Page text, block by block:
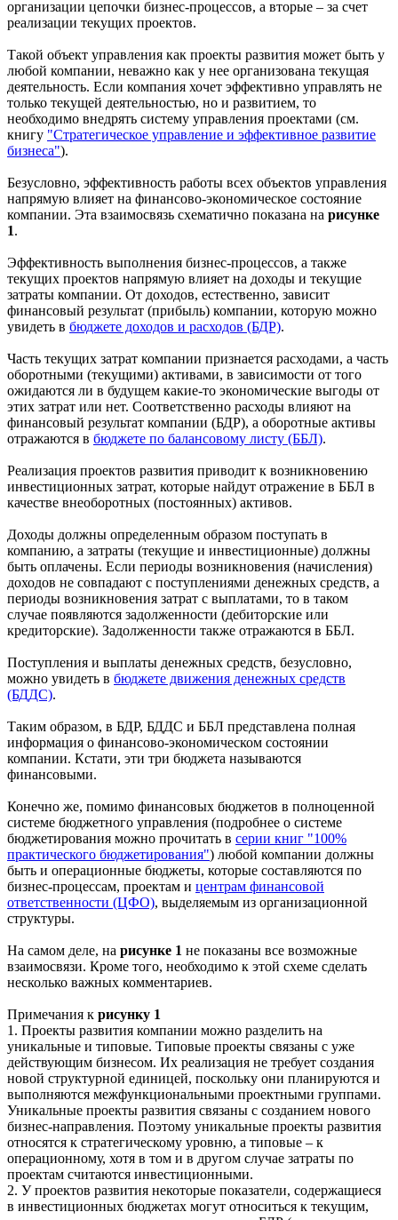
организации цепочки бизнес-процессов, а вторые – за счет
реализации текущих проектов.
Такой объект управления как проекты развития может быть у
любой компании, неважно как у нее организована текущая
деятельность. Если компания хочет эффективно управлять не
только текущей деятельностью, но и развитием, то
необходимо внедрять систему управления проектами (см.
книгу "Стратегическое управление и эффективное развитие
бизнеса").
Безусловно, эффективность работы всех объектов управления
напрямую влияет на финансово-экономическое состояние
компании. Эта взаимосвязь схематично показана на рисунке
1.
Эффективность выполнения бизнес-процессов, а также
текущих проектов напрямую влияет на доходы и текущие
затраты компании. От доходов, естественно, зависит
финансовый результат (прибыль) компании, которую можно
увидеть в бюджете доходов и расходов (БДР).
Часть текущих затрат компании признается расходами, а часть
оборотными (текущими) активами, в зависимости от того
ожидаются ли в будущем какие-то экономические выгоды от
этих затрат или нет. Соответственно расходы влияют на
финансовый результат компании (БДР), а оборотные активы
отражаются в бюджете по балансовому листу (ББЛ).
Реализация проектов развития приводит к возникновению
инвестиционных затрат, которые найдут отражение в ББЛ в
качестве внеоборотных (постоянных) активов.
Доходы должны определенным образом поступать в
компанию, а затраты (текущие и инвестиционные) должны
быть оплачены. Если периоды возникновения (начисления)
доходов не совпадают с поступлениями денежных средств, а
периоды возникновения затрат с выплатами, то в таком
случае появляются задолженности (дебиторские или
кредиторские). Задолженности также отражаются в ББЛ.
Поступления и выплаты денежных средств, безусловно,
можно увидеть в бюджете движения денежных средств
(БДДС).
Таким образом, в БДР, БДДС и ББЛ представлена полная
информация о финансово-экономическом состоянии
компании. Кстати, эти три бюджета называются
финансовыми.
Конечно же, помимо финансовых бюджетов в полноценной
системе бюджетного управления (подробнее о системе
бюджетирования можно прочитать в серии книг "100%
практического бюджетирования") любой компании должны
быть и операционные бюджеты, которые составляются по
бизнес-процессам, проектам и центрам финансовой
ответственности (ЦФО), выделяемым из организационной
структуры.
На самом деле, на рисунке 1 не показаны все возможные
взаимосвязи. Кроме того, необходимо к этой схеме сделать
несколько важных комментариев.
Примечания к рисунку 1
1. Проекты развития компании можно разделить на
уникальные и типовые. Типовые проекты связаны с уже
действующим бизнесом. Их реализация не требует создания
новой структурной единицей, поскольку они планируются и
выполняются межфункциональными проектными группами.
Уникальные проекты развития связаны с созданием нового
бизнес-направления. Поэтому уникальные проекты развития
относятся к стратегическому уровню, а типовые – к
операционному, хотя в том и в другом случае затраты по
проектам считаются инвестиционными.
2. У проектов развития некоторые показатели, содержащиеся
в инвестиционных бюджетах могут относиться к текущим,